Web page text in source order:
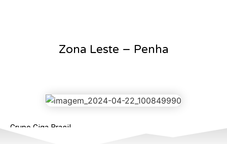
Zona Leste – Penha
Grupo Giga Brasil